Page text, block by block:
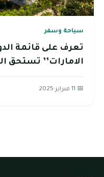
سياحة وسفر
تعرف على قائمة
الامارات’’ تستحق
📅 11 فبراير 2025